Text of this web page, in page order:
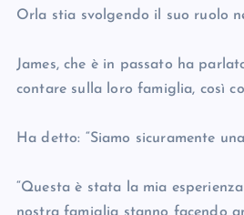
Orla stia svolgendo il suo ruolo
James, che è in passato ha
contare sulla loro famiglia, così
Ha detto: “Siamo sicuramente
“Questa è stata la mia